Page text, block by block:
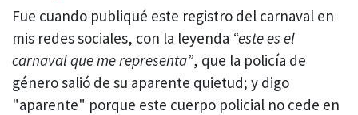
Fue cuando publiqué este registro del carnaval en
mis redes sociales, con la leyenda “este es el
carnaval que me representa”, que la policía de
género salió de su aparente quietud; y digo
"aparente" porque este cuerpo policial no cede en